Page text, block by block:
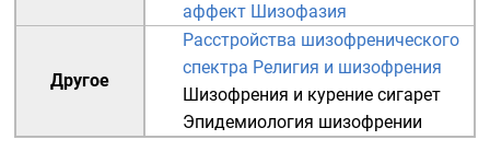
аффект Шизофазия
Другое
Расстройства шизофренического
спектра Религия и шизофрения
Шизофрения и курение сигарет
Эпидемиология шизофрении